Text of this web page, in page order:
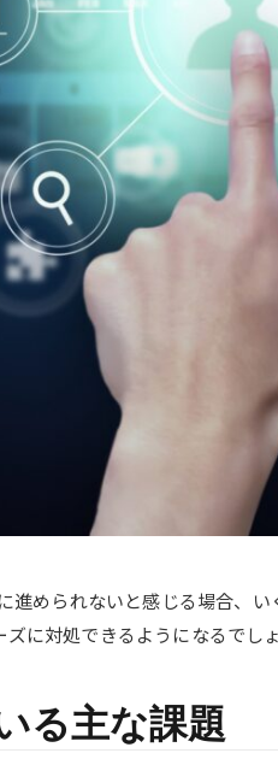
進められないと感じる場合、
に対処できるようになるでしょ
る主な課題